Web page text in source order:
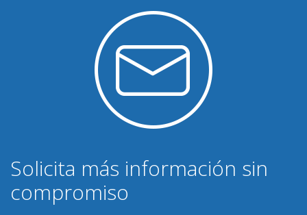
Solicita más información sin
compromiso